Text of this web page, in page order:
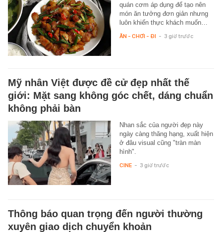
quán cơm áp dụng để tạo nên
món ăn tưởng đơn giản nhưng
luôn khiến thực khách muốn…
ĂN - CHƠI - ĐI - 3 giờ trước
Mỹ nhân Việt được đề cử đẹp nhất thế
giới: Mặt sang không góc chết, dáng chuẩn
không phải bàn
Nhan sắc của người đẹp này
ngày càng thăng hạng, xuất hiện
ở đâu visual cũng "tràn màn
hình".
CINE - 3 giờ trước
Thông báo quan trọng đến người thường
xuyên giao dịch chuyển khoản